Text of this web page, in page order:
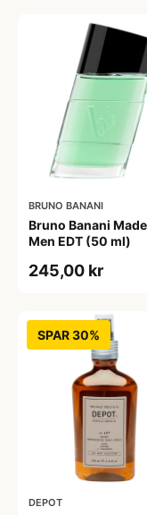
BRUNO BANANI
Bruno Banani
Men EDT (50 ml)
245,00 kr
SPAR 30%
DEPOT